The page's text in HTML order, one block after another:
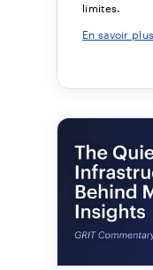
limites.
En savoir